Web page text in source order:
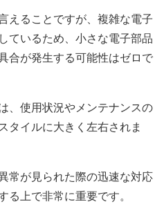
えることですが、複雑な電子
ているため、小さな電子部品
合が発生する可能性はゼロで
、使用状況やメンテナンスの
タイルに大きく左右されま
常が見られた際の迅速な対応
る上で非常に重要です。